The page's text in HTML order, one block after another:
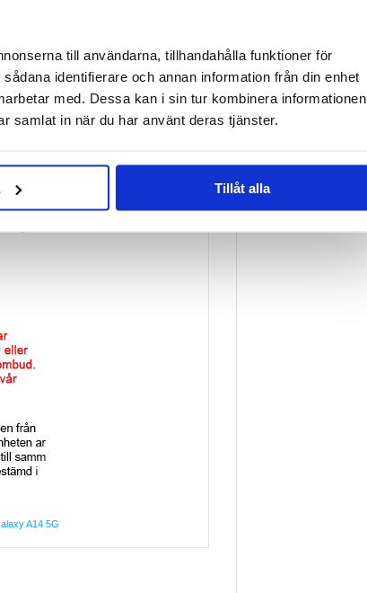
till användarna, tillhandahålla funktioner för
identifierare och annan information från din enhet
med. Dessa kan i sin tur kombinera informationen
samlat in när du har använt deras tjänster.
Tillåt alla
vi snabb och säker lagning till en låg
A14 5G